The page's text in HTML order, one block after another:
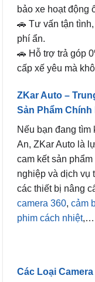
bảo xe hoạt động
🚗 Tư vấn tận
phí ẩn.
🚗 Hỗ trợ trả góp
cấp xế yêu mà
ZKar Auto –
Sản Phẩm Chính
Nếu bạn đang tìm
An, ZKar Auto là
cam kết sản
nghiệp và dịch vụ
các thiết bị nâng
camera 360, cảm
phim cách nhiệt,…
Các Loại